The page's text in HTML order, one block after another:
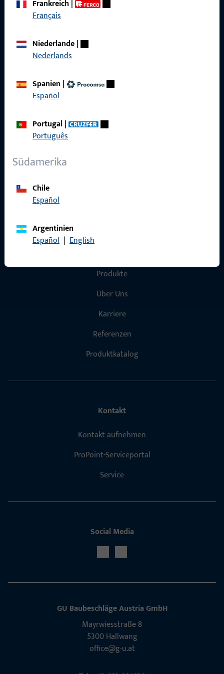
zuverlässig.
Kontaktieren Sie uns
Frankreich|
Français
Niederlande|
Nederlands
Spanien |
Español
Portugal|
Português
Südamerika
Chile
Español
Argentinien
Español | English
Allgemeines
Produkte
Über Uns
Karriere
Referenzen
Produktkatalog
Kontakt
Kontakt aufnehmen
ProPoint-Serviceportal
Service
Social Media
GU Baubeschläge Aus­tria GmbH
Mayrwies­straße 8
5300 Hall­wang
office@g-u.at